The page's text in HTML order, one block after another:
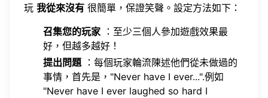
玩 我從來沒有 很簡單，保證笑聲。設定方法如下：
召集您的玩家 ：至少三個人參加遊戲效果最
好，但越多越好！
提出問題 ：每個玩家輪流陳述他們從未做過的
事情，首先是，"Never have I ever...".例如
"Never have I ever laughed so hard I